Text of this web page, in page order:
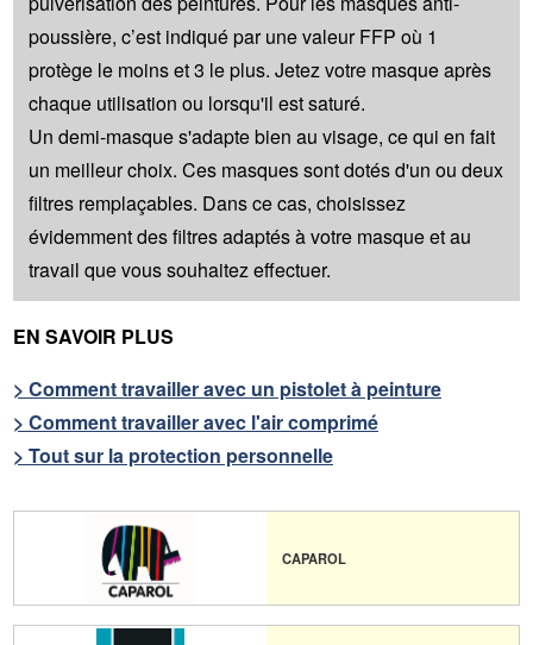
poussière, c’est indiqué par une valeur FFP où 1
protège le moins et 3 le plus. Jetez votre masque après
chaque utilisation ou lorsqu'il est saturé.
Un demi-masque s'adapte bien au visage, ce qui en fait
un meilleur choix. Ces masques sont dotés d'un ou deux
filtres remplaçables. Dans ce cas, choisissez
évidemment des filtres adaptés à votre masque et au
travail que vous souhaitez effectuer.
EN SAVOIR PLUS
> Comment travailler avec un pistolet à peinture
> Comment travailler avec l'air comprimé
> Tout sur la protection personnelle
CAPAROL